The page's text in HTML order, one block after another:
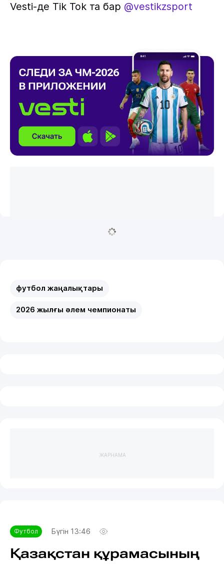
Vesti-де Tik Tok та бар @vestikzsport
футбол жаңалықтары
2026 жылғы әлем чемпионаты
ЖАРНАМА
Футбол Бүгін 13:46
Қазақстан құрамасының